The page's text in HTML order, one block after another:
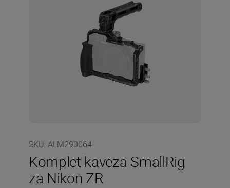
SKU: ALM290064
Komplet kaveza SmallRig
za Nikon ZR